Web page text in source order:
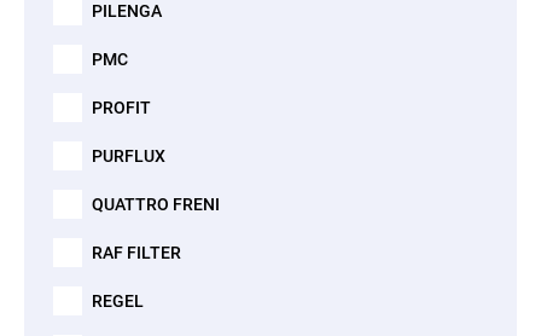
PILENGA
PMC
PROFIT
PURFLUX
QUATTRO FRENI
RAF FILTER
REGEL